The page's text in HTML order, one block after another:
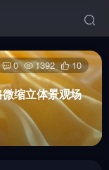
缩立体景观场
0 1392 10